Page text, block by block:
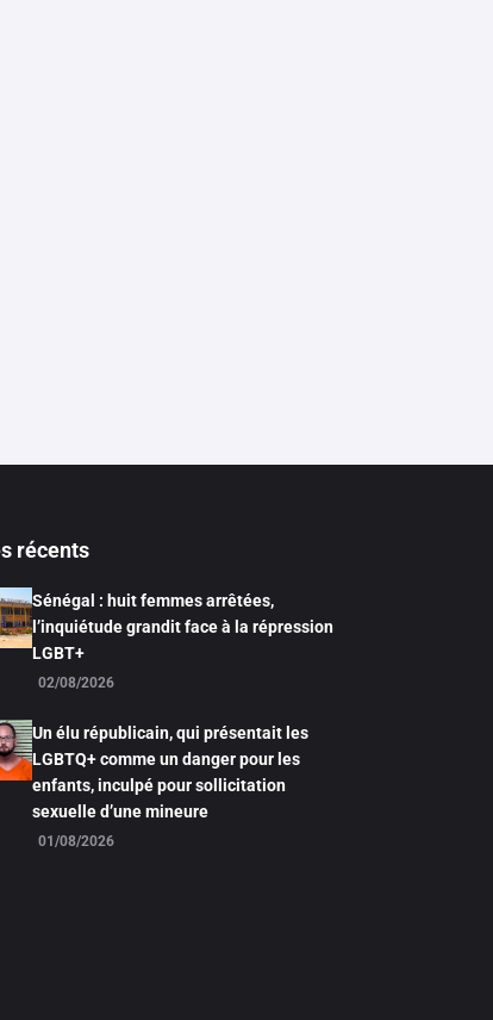
récents
Sénégal : huit femmes arrêtées,
l’inquiétude grandit face à la répression
LGBT+
02/08/2026
Un élu républicain, qui présentait les
LGBTQ+ comme un danger pour les
enfants, inculpé pour sollicitation
sexuelle d’une mineure
01/08/2026